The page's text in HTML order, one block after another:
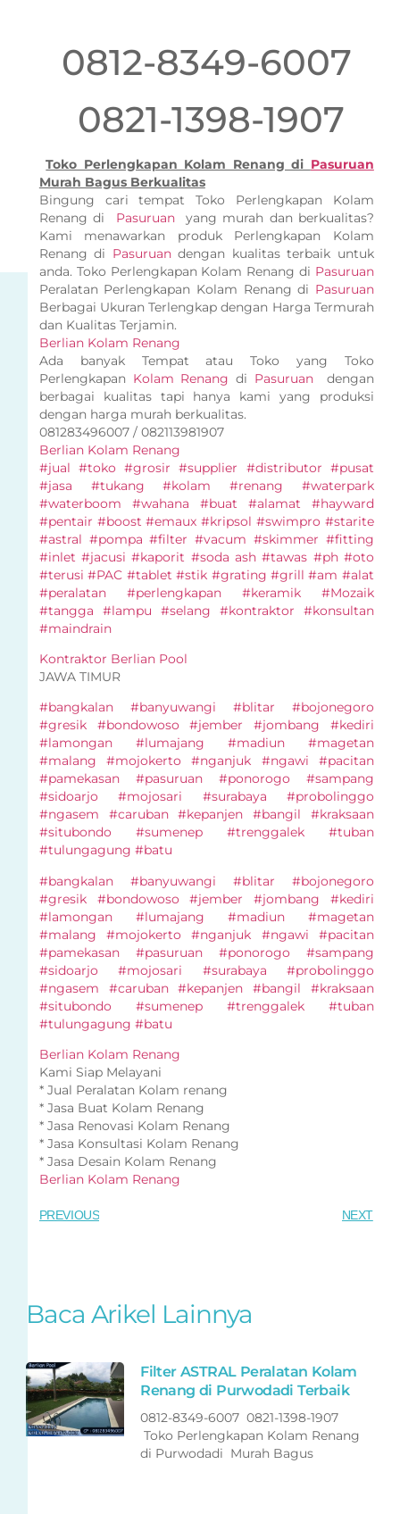
0812-8349-6007
0821-1398-1907
Toko Perlengkapan Kolam Renang di Pasuruan
Murah Bagus Berkualitas
Bingung cari tempat Toko Perlengkapan Kolam
Renang di Pasuruan
yang murah dan berkualitas?
Kami menawarkan produk Perlengkapan Kolam
Renang di Pasuruandengan kualitas terbaik untuk
anda. Toko Perlengkapan Kolam Renang di Pasuruan
Peralatan Perlengkapan Kolam Renang di Pasuruan
Berbagai Ukuran Terlengkap dengan Harga Termurah
dan Kualitas Terjamin.
Berlian Kolam Renang
Ada banyak Tempat atau Toko yang Toko
Perlengkapan Kolam Renang di Pasuruan
dengan
berbagai kualitas tapi hanya kami yang produksi
dengan harga murah berkualitas.
081283496007 / 082113981907
Berlian Kolam Renang
#jual #toko #grosir #supplier #distributor #pusat
#jasa #tukang #kolam #renang #waterpark
#waterboom #wahana #buat #alamat #hayward
#pentair #boost #emaux #kripsol #swimpro #starite
#astral #pompa #filter #vacum #skimmer #fitting
#inlet #jacusi #kaporit #soda ash #tawas #ph #oto
#terusi #PAC #tablet #stik #grating #grill #am #alat
#peralatan #perlengkapan #keramik #Mozaik
#tangga #lampu #selang #kontraktor #konsultan
#maindrain
Kontraktor Berlian Pool
JAWA TIMUR
#bangkalan #banyuwangi #blitar #bojonegoro
#gresik #bondowoso #jember #jombang #kediri
#lamongan #lumajang #madiun #magetan
#malang #mojokerto #nganjuk #ngawi #pacitan
#pamekasan #pasuruan #ponorogo #sampang
#sidoarjo #mojosari #surabaya #probolinggo
#ngasem #caruban #kepanjen #bangil #kraksaan
#situbondo #sumenep #trenggalek #tuban
#tulungagung #batu
#bangkalan #banyuwangi #blitar #bojonegoro
#gresik #bondowoso #jember #jombang #kediri
#lamongan #lumajang #madiun #magetan
#malang #mojokerto #nganjuk #ngawi #pacitan
#pamekasan #pasuruan #ponorogo #sampang
#sidoarjo #mojosari #surabaya #probolinggo
#ngasem #caruban #kepanjen #bangil #kraksaan
#situbondo #sumenep #trenggalek #tuban
#tulungagung #batu
Berlian Kolam Renang
Kami Siap Melayani
* Jual Peralatan Kolam renang
* Jasa Buat Kolam Renang
* Jasa Renovasi Kolam Renang
* Jasa Konsultasi Kolam Renang
* Jasa Desain Kolam Renang
Berlian Kolam Renang
PREVIOUS NEXT
Baca Arikel Lainnya
Filter ASTRAL Peralatan Kolam
Renang di Purwodadi Terbaik
0812-8349-6007 0821-1398-1907
Toko Perlengkapan Kolam Renang
di Purwodadi Murah Bagus